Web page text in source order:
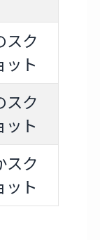
スク
ット
スク
ット
スク
ット